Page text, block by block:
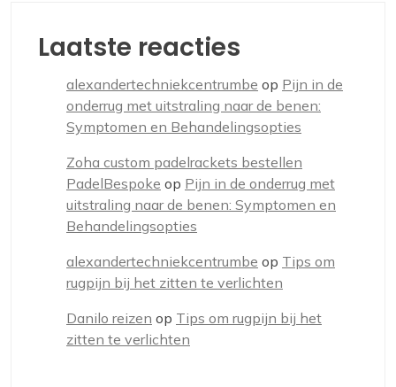
Laatste reacties
alexandertechniekcentrumbe op Pijn in de
onderrug met uitstraling naar de benen:
Symptomen en Behandelingsopties
Zoha custom padelrackets bestellen
PadelBespoke op Pijn in de onderrug met
uitstraling naar de benen: Symptomen en
Behandelingsopties
alexandertechniekcentrumbe op Tips om
rugpijn bij het zitten te verlichten
Danilo reizen op Tips om rugpijn bij het
zitten te verlichten